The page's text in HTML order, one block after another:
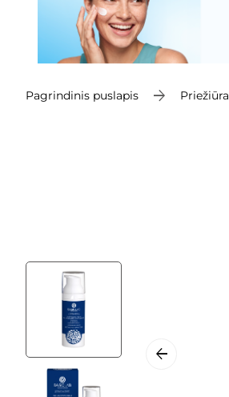
Pagrindinis puslapis Priežiūra